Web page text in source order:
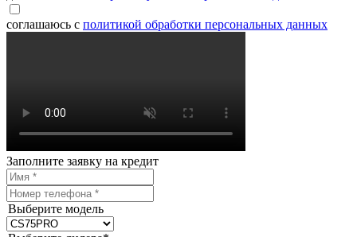
соглашаюсь с политикой обработки персональных данных
Заполните заявку на кредит
Выберите модель